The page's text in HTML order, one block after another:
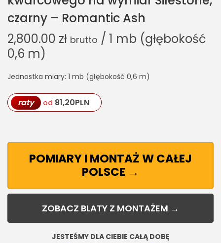
czarny – Romantic Ash
2,800.00 zł brutto / 1 mb (głębokość
0,6 m)
Jednostka miary: 1 mb (głębokość 0,6 m)
raty od 81,20PLN
POMIARY I MONTAŻ W CAŁEJ
POLSCE →
ZOBACZ BLATY Z MONTAŻEM →
JESTEŚMY DLA CIEBIE CAŁĄ DOBĘ